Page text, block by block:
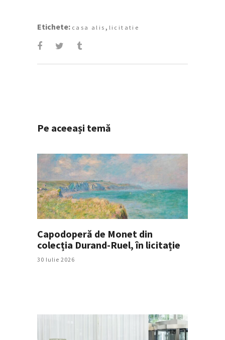
Etichete: casa alis , licitatie
Pe aceeași temă
Capodoperă de Monet din
colecția Durand-Ruel, în licitație
30 Iulie 2026